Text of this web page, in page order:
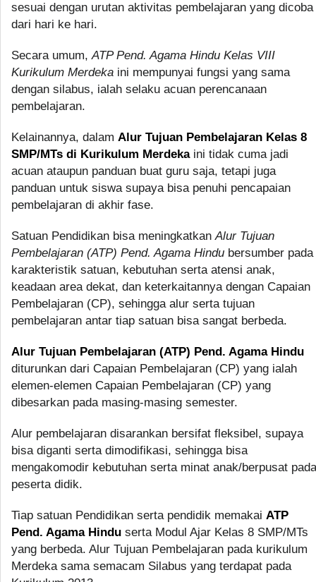
sesuai dengan urutan aktivitas pembelajaran yang dicoba
dari hari ke hari.
Secara umum,ATP Pend. Agama Hindu Kelas VIII
Kurikulum Merdeka ini mempunyai fungsi yang sama
dengan silabus, ialah selaku acuan perencanaan
pembelajaran.
Kelainannya, dalam Alur Tujuan Pembelajaran Kelas 8
SMP/MTs di Kurikulum Merdekaini tidak cuma jadi
acuan ataupun panduan buat guru saja, tetapi juga
panduan untuk siswa supaya bisa penuhi pencapaian
pembelajaran di akhir fase.
Satuan Pendidikan bisa meningkatkanAlur Tujuan
Pembelajaran (ATP) Pend. Agama Hindu bersumber pada
karakteristik satuan, kebutuhan serta atensi anak,
keadaan area dekat, dan keterkaitannya dengan Capaian
Pembelajaran (CP), sehingga alur serta tujuan
pembelajaran antar tiap satuan bisa sangat berbeda.
Alur Tujuan Pembelajaran (ATP) Pend. Agama Hindu
diturunkan dari Capaian Pembelajaran (CP) yang ialah
elemen-elemen Capaian Pembelajaran (CP) yang
dibesarkan pada masing-masing semester.
Alur pembelajaran disarankan bersifat fleksibel, supaya
bisa diganti serta dimodifikasi, sehingga bisa
mengakomodir kebutuhan serta minat anak/berpusat pada
peserta didik.
Tiap satuan Pendidikan serta pendidik memakai ATP
Pend. Agama Hindu serta Modul Ajar Kelas 8 SMP/MTs
yang berbeda. Alur Tujuan Pembelajaran pada kurikulum
Merdeka sama semacam Silabus yang terdapat pada